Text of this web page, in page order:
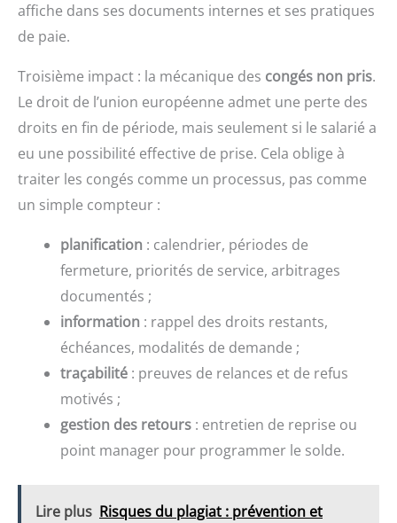
affiche dans ses documents internes et ses pratiques
de paie.
Troisième impact : la mécanique des congés non pris.
Le droit de l’union européenne admet une perte des
droits en fin de période, mais seulement si le salarié a
eu une possibilité effective de prise. Cela oblige à
traiter les congés comme un processus, pas comme
un simple compteur :
planification : calendrier, périodes de
fermeture, priorités de service, arbitrages
documentés ;
information : rappel des droits restants,
échéances, modalités de demande ;
traçabilité : preuves de relances et de refus
motivés ;
gestion des retours : entretien de reprise ou
point manager pour programmer le solde.
Lire plus Risques du plagiat : prévention et